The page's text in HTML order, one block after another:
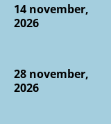
14 november,
2026
28 november,
2026